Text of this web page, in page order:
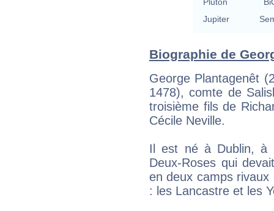
Jupiter
Biographie de
George Plantagenêt
1478), comte de
troisième fils de
Cécile Neville.
Il est né à Dublin, à
Deux-Roses qui
en deux camps
: les Lancastre et les